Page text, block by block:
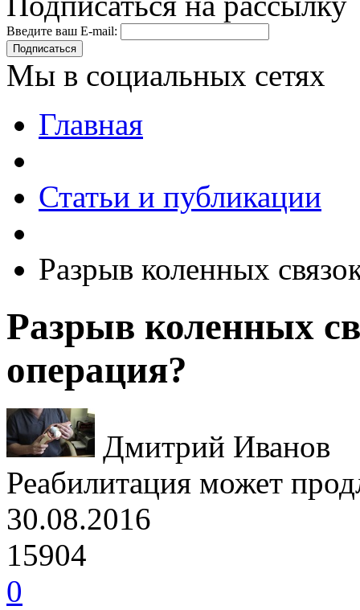
Введите ваш E-mail:
Подписаться
Мы в социальных сетях
Главная
Статьи и публикации
Разрыв коленных
Разрыв коленных
операция?
Дмитрий Иванов
Реабилитация может
30.08.2016
15904
0